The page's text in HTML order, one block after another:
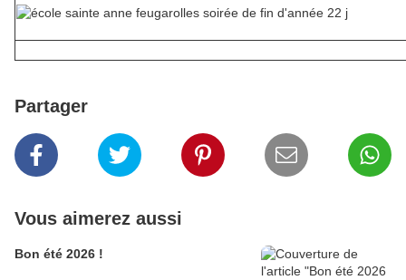
Partager
Vous aimerez aussi
Bon été 2026 !